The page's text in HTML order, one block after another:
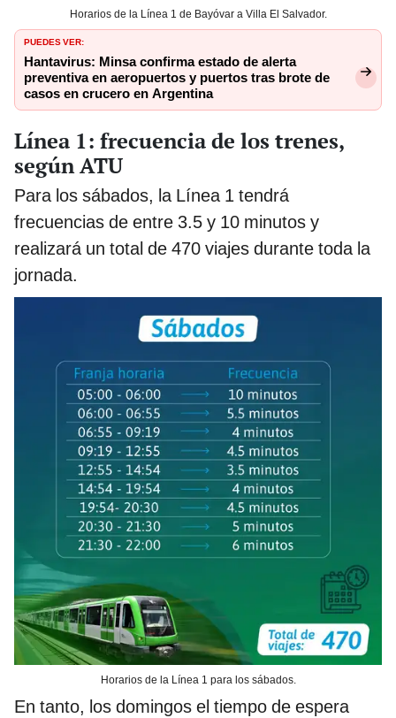
Horarios de la Línea 1 de Bayóvar a Villa El Salvador.
PUEDES VER:
Hantavirus: Minsa confirma estado de alerta
preventiva en aeropuertos y puertos tras brote de
casos en crucero en Argentina
Línea 1: frecuencia de los trenes,
según ATU
Para los sábados, la Línea 1 tendrá
frecuencias de entre 3.5 y 10 minutos y
realizará un total de 470 viajes durante toda la
jornada.
Horarios de la Línea 1 para los sábados.
En tanto, los domingos el tiempo de espera